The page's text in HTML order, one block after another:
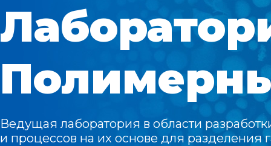
Ведущая лаборатория в области
и процессов на их основе для разделения